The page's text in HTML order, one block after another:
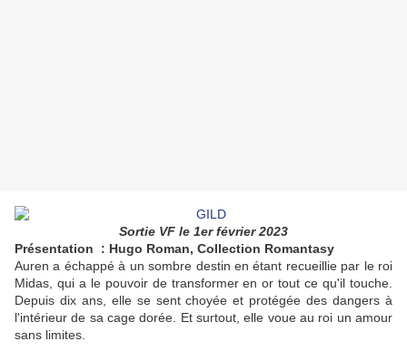
Sortie VF le 1er février 2023
Présentation : Hugo Roman, Collection Romantasy
Auren a échappé à un sombre destin en étant recueillie par le roi
Midas, qui a le pouvoir de transformer en or tout ce qu'il touche.
Depuis dix ans, elle se sent choyée et protégée des dangers à
l'intérieur de sa cage dorée. Et surtout, elle voue au roi un amour
sans limites.